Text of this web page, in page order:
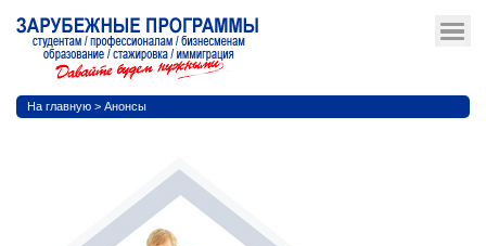
На главную > Анонсы